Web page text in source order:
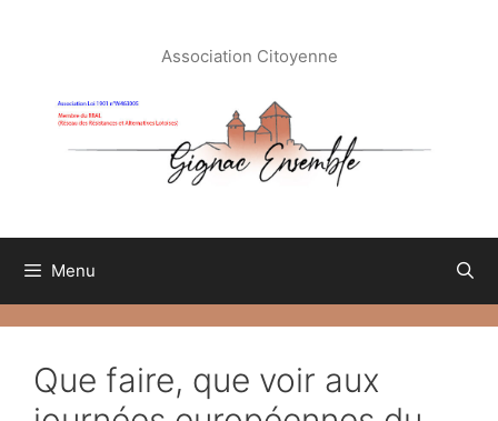
Association Citoyenne
Menu
Que faire, que voir aux